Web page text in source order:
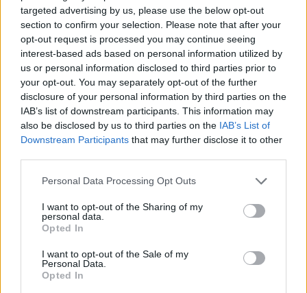
targeted advertising by us, please use the below opt-out
section to confirm your selection. Please note that after your
opt-out request is processed you may continue seeing
interest-based ads based on personal information utilized by
us or personal information disclosed to third parties prior to
your opt-out. You may separately opt-out of the further
disclosure of your personal information by third parties on the
IAB’s list of downstream participants. This information may
also be disclosed by us to third parties on the IAB’s List of
Downstream Participants that may further disclose it to other
Personal Data Processing Opt Outs
I want to opt-out of the Sharing of my
personal data.
Opted In
I want to opt-out of the Sale of my
Personal Data.
Opted In
állásajánlatokat vár. "Nekem már az is elég, hogyha jól elő bírom
adni a beszédemet. Ez a legfontosabb" – fogalmazott.
Nyitóképünk forrása: Kecskemét Televízió
Mozgáskorlátozott embereknek fejlesztett
videójáték-kontrollert egy magyar diák – fődíjat
nyert vele egy rangos amerikai versenyen
Sokan természetesnek veszik, hogy egy videójáték elindításához
csak kézbe kell venni a kontrollert. Mozgáskorlátozott emberek
értetődő. Ezen változtatna Vida Ákos, aki olyan speciális,
kézzel vagy fejmozgással is lehet játszani. Találmányával az egyik
legrangosabb amerikai innovációs versenyen is elindult, ahol végül a
15 ezer dolláros fődíjat is elnyerte.